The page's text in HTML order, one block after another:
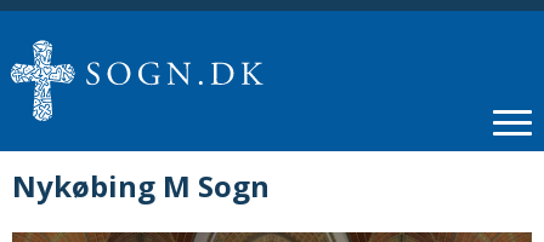
Nykøbing M Sogn